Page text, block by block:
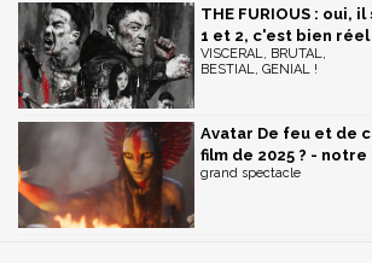
THE FURIOUS : oui,
1 et 2, c'est bien réel
VISCERAL, BRUTAL,
BESTIAL, GENIAL !
Avatar De feu et de
film de 2025 ? -
grand spectacle